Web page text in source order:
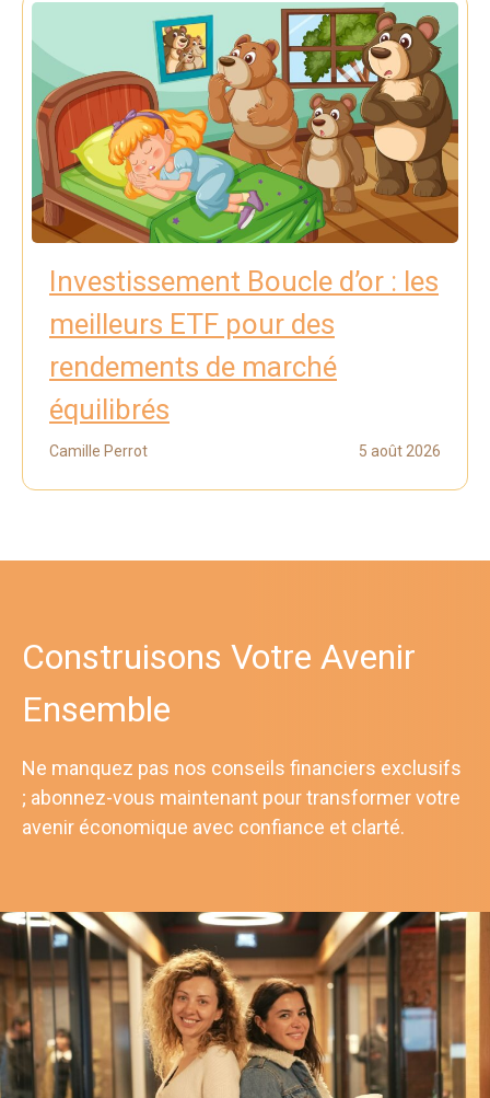
Investissement Boucle d’or : les
meilleurs ETF pour des
rendements de marché
équilibrés
Camille Perrot 5 août 2026
Construisons Votre Avenir
Ensemble
Ne manquez pas nos conseils financiers exclusifs
; abonnez-vous maintenant pour transformer votre
avenir économique avec confiance et clarté.